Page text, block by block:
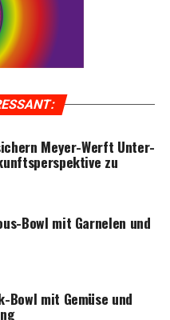
Mey­er-Werft Unter­
zu
Bowl mit Gar­ne­len und
Bowl mit Gemü­se und